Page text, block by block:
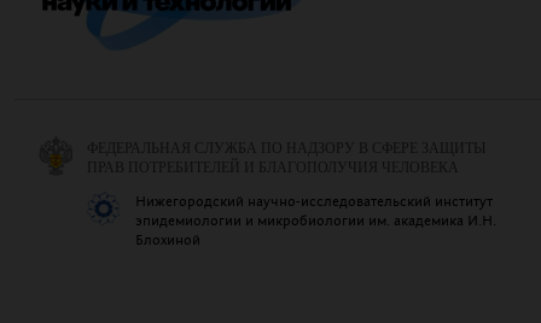
ФЕДЕРАЛЬНАЯ СЛУЖБА ПО НАДЗОРУ В СФЕРЕ ЗАЩИТЫ
ПРАВ ПОТРЕБИТЕЛЕЙ И БЛАГОПОЛУЧИЯ ЧЕЛОВЕКА
Нижегородский научно-исследовательский институт
эпидемиологии и микробиологии им. академика И.Н.
Блохиной